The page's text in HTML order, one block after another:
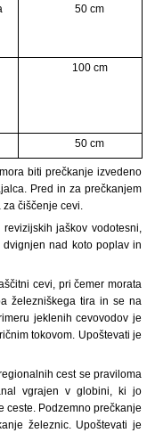
50 cm
100 cm
50 cm
biti prečkanje izvedeno
Pred in za prečkanjem
čiščenje cevi.
jaškov vodotesni,
nad koto poplav in
cevi, pri čemer morata
železniškega tira in se na
jeklenih cevovodov je
tokovom. Upoštevati je
cest se praviloma
vgrajen v globini, ki jo
ceste. Podzemno prečkanje
železnic. Upoštevati je